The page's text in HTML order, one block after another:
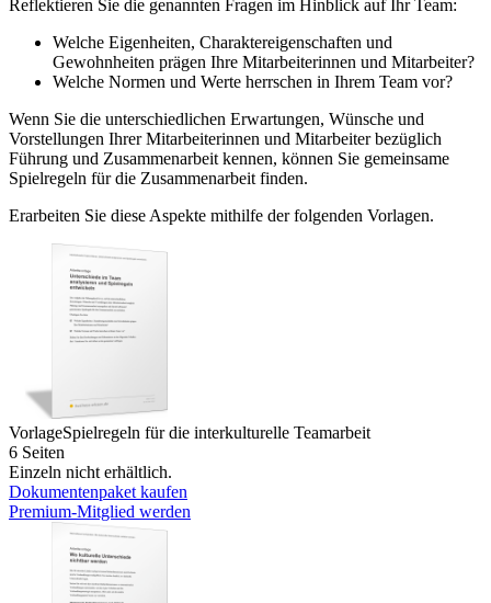
Reflektieren Sie die genannten Fragen im Hinblick auf Ihr Team:
Welche Eigenheiten, Charaktereigenschaften und
Gewohnheiten prägen Ihre Mitarbeiterinnen und Mitarbeiter?
Welche Normen und Werte herrschen in Ihrem Team vor?
Wenn Sie die unterschiedlichen Erwartungen, Wünsche und
Vorstellungen Ihrer Mitarbeiterinnen und Mitarbeiter bezüglich
Führung und Zusammenarbeit kennen, können Sie gemeinsame
Spielregeln für die Zusammenarbeit finden.
Erarbeiten Sie diese Aspekte mithilfe der folgenden Vorlagen.
VorlageSpielregeln für die interkulturelle Teamarbeit
6 Seiten
Einzeln nicht erhältlich.
Dokumentenpaket kaufen
Premium-Mitglied werden